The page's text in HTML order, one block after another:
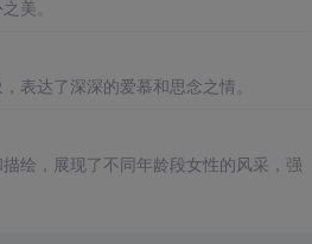
美。
表达了深深的爱慕和思念之情。
绘，展现了不同年龄段女性的风采，强